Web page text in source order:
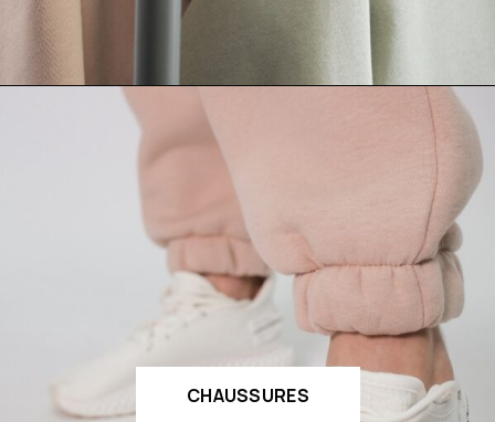
CHAUSSURES